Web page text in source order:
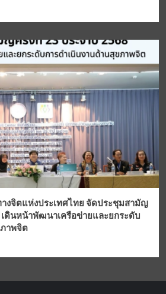
งจิตแห่งประเทศไทย จัดประชุมสามัญ
เดินหน้าพัฒนาเครือข่ายและยกระดับ
าพจิต